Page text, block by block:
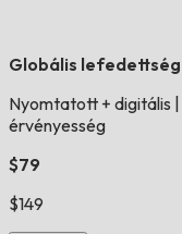
Globális lefedettség
Nyomtatott + digitális
érvényesség
$79
$149